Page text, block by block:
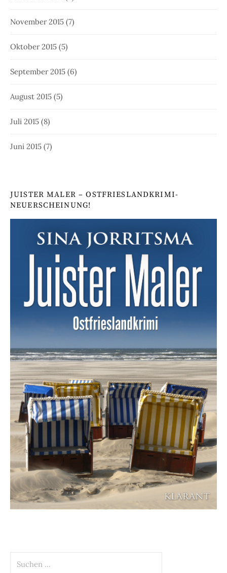
November 2015 (7)
Oktober 2015 (5)
September 2015 (6)
August 2015 (5)
Juli 2015 (8)
Juni 2015 (7)
JUISTER MALER – OSTFRIESLANDKRIMI-
NEUERSCHEINUNG!
nach: